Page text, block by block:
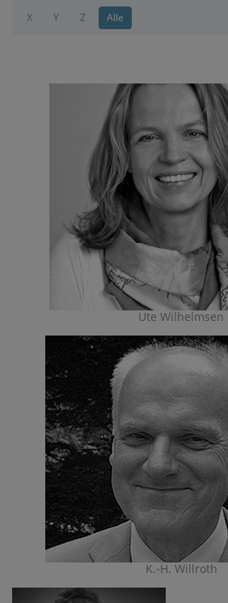
X
Y Z Alle
Ute Wilhelmsen
K.-H. Willroth